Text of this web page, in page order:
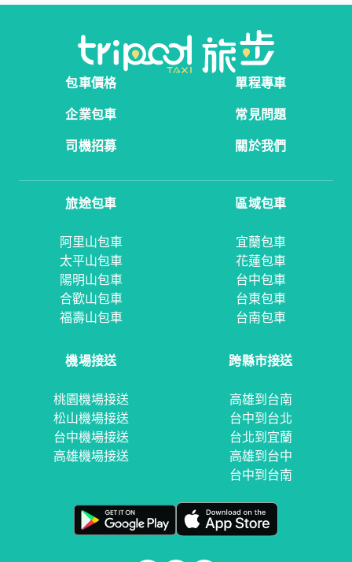
包車價格
單程專車
企業包車
常見問題
司機招募
關於我們
旅途包車
阿里山包車
太平山包車
陽明山包車
合歡山包車
福壽山包車
區域包車
宜蘭包車
花蓮包車
台中包車
台東包車
台南包車
機場接送
桃園機場接送
松山機場接送
台中機場接送
高雄機場接送
跨縣市接送
高雄到台南
台中到台北
台北到宜蘭
高雄到台中
台中到台南